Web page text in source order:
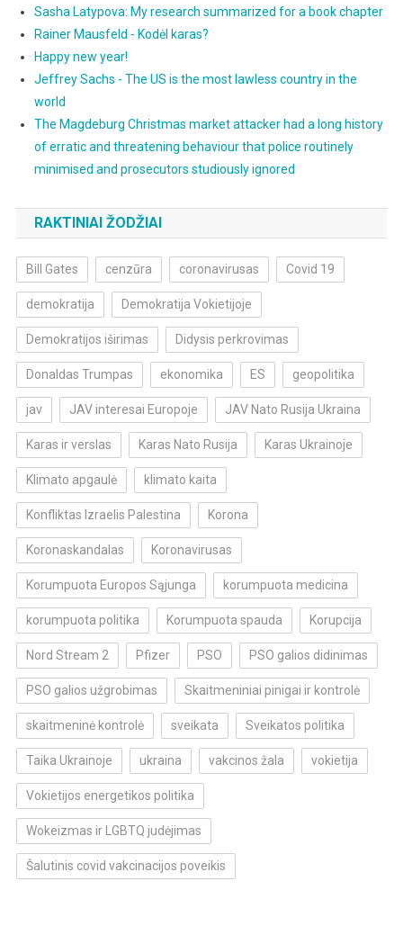
Sasha Latypova: My research summarized for a book chapter
Rainer Mausfeld - Kodėl karas?
Happy new year!
Jeffrey Sachs - The US is the most lawless country in the
world
The Magdeburg Christmas market attacker had a long history
of erratic and threatening behaviour that police routinely
minimised and prosecutors studiously ignored
RAKTINIAI ŽODŽIAI
Bill Gates cenzūra coronavirusas Covid 19
demokratija Demokratija Vokietijoje
Demokratijos iširimas Didysis perkrovimas
Donaldas Trumpas ekonomika ES geopolitika
jav JAV interesai Europoje JAV Nato Rusija Ukraina
Karas ir verslas Karas Nato Rusija Karas Ukrainoje
Klimato apgaulė klimato kaita
Konfliktas Izraelis Palestina Korona
Koronaskandalas Koronavirusas
Korumpuota Europos Sąjunga korumpuota medicina
korumpuota politika Korumpuota spauda Korupcija
Nord Stream 2 Pfizer PSO PSO galios didinimas
PSO galios užgrobimas Skaitmeniniai pinigai ir kontrolė
skaitmeninė kontrolė sveikata Sveikatos politika
Taika Ukrainoje ukraina vakcinos žala vokietija
Vokietijos energetikos politika
Wokeizmas ir LGBTQ judėjimas
Šalutinis covid vakcinacijos poveikis